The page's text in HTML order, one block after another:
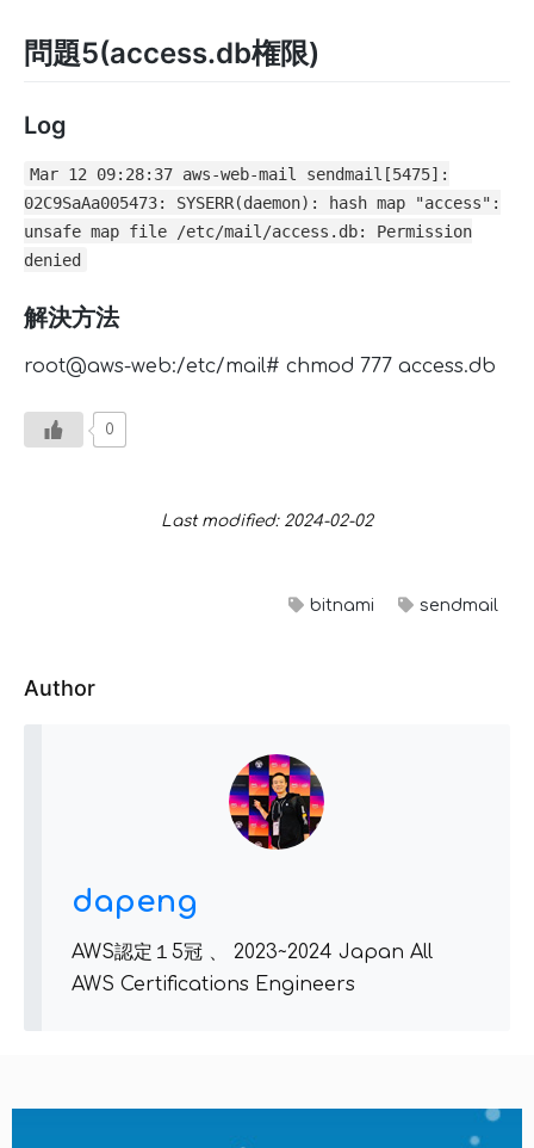
問題5(access.db権限)
Log
Mar 12 09:28:37 aws-web-mail sendmail[5475]:
02C9SaAa005473: SYSERR(daemon): hash map "access":
unsafe map file /etc/mail/access.db: Permission
denied
解決方法
root@aws-web:/etc/mail# chmod 777 access.db
0
Last modified: 2024-02-02
bitnami sendmail
Author
dapeng
AWS認定１5冠 、 2023~2024 Japan All
AWS Certifications Engineers